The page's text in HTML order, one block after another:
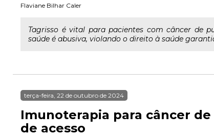
Flaviane Bilhar Caler
Tagrisso é vital para pacientes com câncer de
saúde é abusiva, violando o direito à saúde
terça-feira, 22 de outubro de 2024
Imunoterapia para câncer
de acesso